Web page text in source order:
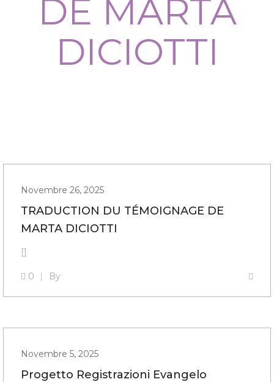
DE MARTA
DICIOTTI
Novembre 26, 2025
TRADUCTION DU TÉMOIGNAGE DE
MARTA DICIOTTI
[]
0 By
Novembre 5, 2025
Progetto Registrazioni Evangelo